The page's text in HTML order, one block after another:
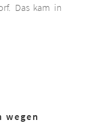
Das kam in
wegen